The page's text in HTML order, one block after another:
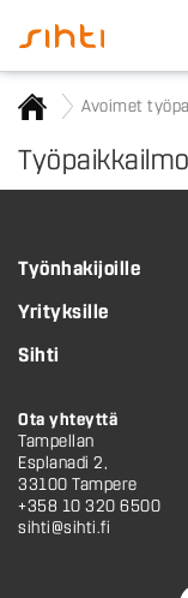
Avoimet
Työnhakijoille
Yrityksille
Sihti
Ota yhteyttä
Tampellan
Esplanadi 2,
33100 Tampere
+358 10 320 6500
sihti@sihti.fi